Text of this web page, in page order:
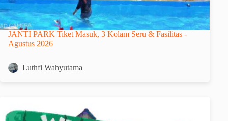
JANTI PARK Tiket Masuk, 3 Kolam Seru & Fasilitas -
Agustus 2026
Luthfi Wahyutama